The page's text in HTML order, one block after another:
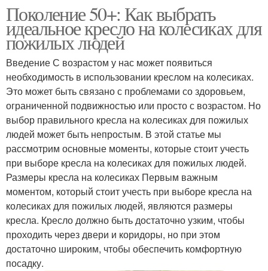
Поколение 50+: Как выбрать
идеальное кресло на колесиках для
пожилых людей
Введение С возрастом у нас может появиться
необходимость в использовании креслом на колесиках.
Это может быть связано с проблемами со здоровьем,
ограниченной подвижностью или просто с возрастом. Но
выбор правильного кресла на колесиках для пожилых
людей может быть непростым. В этой статье мы
рассмотрим основные моменты, которые стоит учесть
при выборе кресла на колесиках для пожилых людей.
Размеры кресла на колесиках Первым важным
моментом, который стоит учесть при выборе кресла на
колесиках для пожилых людей, являются размеры
кресла. Кресло должно быть достаточно узким, чтобы
проходить через двери и коридоры, но при этом
достаточно широким, чтобы обеспечить комфортную
посадку.